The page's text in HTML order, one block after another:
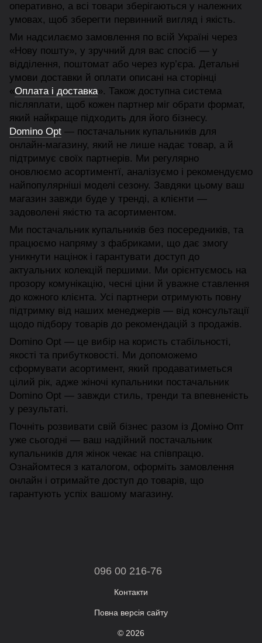
оперативно, а всі товари зберігаються у належних
умовах, щоб зберегти первинний вигляд і якість.
Ми надсилаємо замовлення по всій Україні через
«Нову пошту», у зручний для вас спосіб — у
відділення, поштомат або через кур’єра. Детальні
умови доставки й оплати описані на сторінці
«Оплата і доставка». Також доступна система
післяплати, щоб кожен партнер міг обрати формат,
який найкраще підходить для його бізнесу.
Domino Opt — постачальник купальників для
онлайн-магазину, який не лише надає товар, а й
підтримує своїх партнерів. Ми регулярно
оновлюємо асортиментї, аналізуємо і рекомендуємо
найпопулярніші моделі сезону. Завдяки цьому ваш
магазин завжди буде у тренді, а клієнти —
задоволені якістю та асортиментом.
Ми постачальник купальників без посередників, та
працюємо напряму з фабриками, що дає змогу
уникнути націнок і гарантувати доступ до
актуальних колекцій першими. Ми орієнтуємось на
прозору комунікацію, чесні ціни й уважне ставлення
до кожного клієнта. Усі партнери отримують повну
підтримку від наших менеджерів — від консультації
щодо підбору товарів до рекомендацій з продажів.
Domino Opt — це вибір на користь стабільності,
якості та прибутковості. Ми допоможемо
сформувати асортимент, який продаватиметься
цілий рік, адже жіночі купальники постачальник
Domino Opt — завжди стиль, тренди та впевненість
у результаті.
Почніть розвивати свій бізнес разом із Доміно Опт
уже сьогодні — ваш надійний постачальник
купальників для жінок чекає на співпрацю.
Ознайомтеся з каталогом, оформіть замовлення
онлайн і отримайте доступ до товарів, що
гарантують успіх вашому магазину.
096 00 216-76
Контакти
Повна версія сайту
© 2026